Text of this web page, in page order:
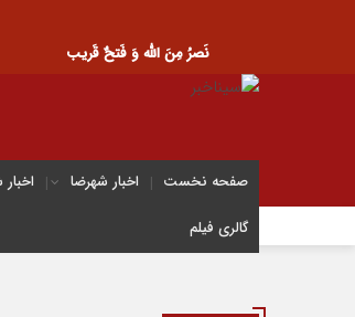
نَصرُ مِنَ الله وَ فَتحٌ قَریب
صفحه نخست اخبار شهرضا
گالری فیلم